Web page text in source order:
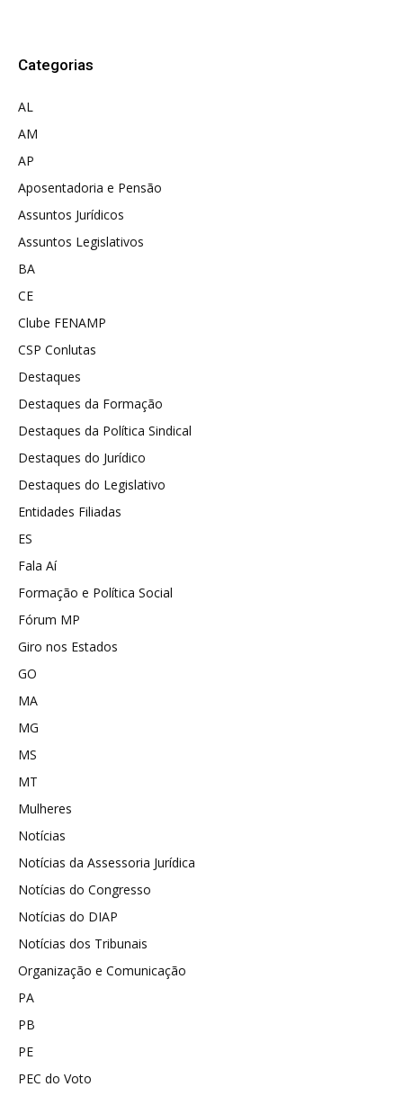
Categorias
AL
AM
AP
Aposentadoria e Pensão
Assuntos Jurídicos
Assuntos Legislativos
BA
CE
Clube FENAMP
CSP Conlutas
Destaques
Destaques da Formação
Destaques da Política Sindical
Destaques do Jurídico
Destaques do Legislativo
Entidades Filiadas
ES
Fala Aí
Formação e Política Social
Fórum MP
Giro nos Estados
GO
MA
MG
MS
MT
Mulheres
Notícias
Notícias da Assessoria Jurídica
Notícias do Congresso
Notícias do DIAP
Notícias dos Tribunais
Organização e Comunicação
PA
PB
PE
PEC do Voto